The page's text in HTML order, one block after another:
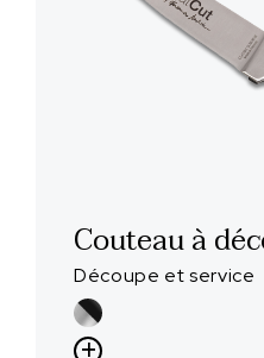
Couteau à
Découpe et service